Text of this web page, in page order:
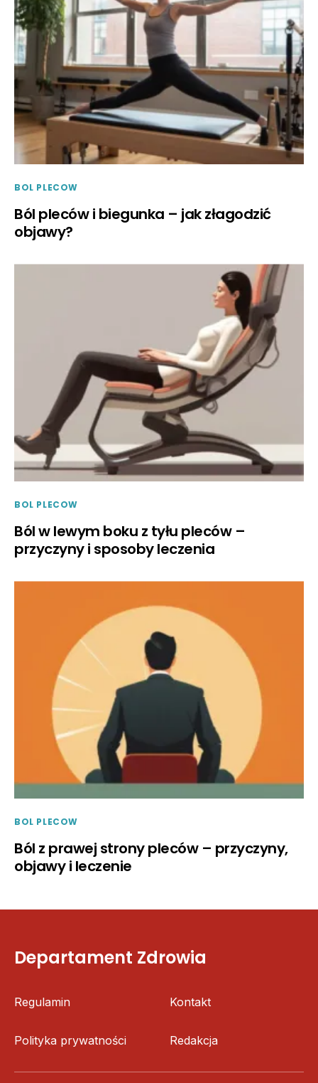
BOL PLECOW
Ból pleców i biegunka – jak złagodzić
objawy?
BOL PLECOW
Ból w lewym boku z tyłu pleców –
przyczyny i sposoby leczenia
BOL PLECOW
Ból z prawej strony pleców – przyczyny,
objawy i leczenie
Departament Zdrowia
Regulamin Kontakt
Polityka prywatności Redakcja